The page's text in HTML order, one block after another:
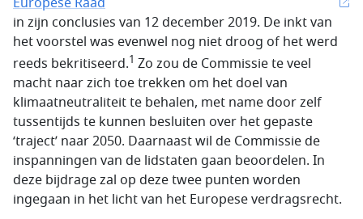
in zijn conclusies van 12 december 2019. De inkt van
het voorstel was evenwel nog niet droog of het werd
reeds bekritiseerd.1 Zo zou de Commissie te veel
macht naar zich toe trekken om het doel van
klimaatneutraliteit te behalen, met name door zelf
tussentijds te kunnen besluiten over het gepaste
‘traject’ naar 2050. Daarnaast wil de Commissie de
inspanningen van de lidstaten gaan beoordelen. In
deze bijdrage zal op deze twee punten worden
ingegaan in het licht van het Europese verdragsrecht.